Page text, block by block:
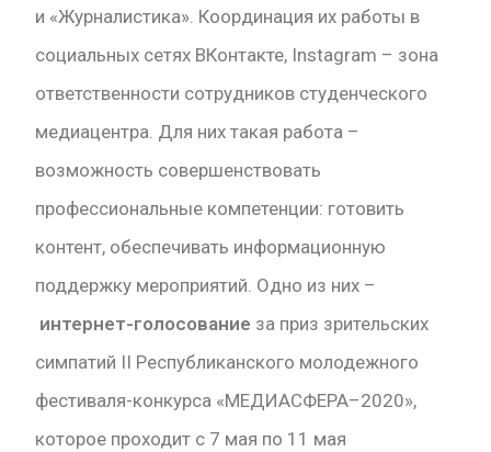
и «Журналистика». Координация их работы в
социальных сетях ВКонтакте, Instagram – зона
ответственности сотрудников студенческого
медиацентра. Для них такая работа –
возможность совершенствовать
профессиональные компетенции: готовить
контент, обеспечивать информационную
поддержку мероприятий. Одно из них –
интернет-голосование за приз зрительских
симпатий II Республиканского молодежного
фестиваля-конкурса «МЕДИАСФЕРА–2020»,
которое проходит с 7 мая по 11 мая